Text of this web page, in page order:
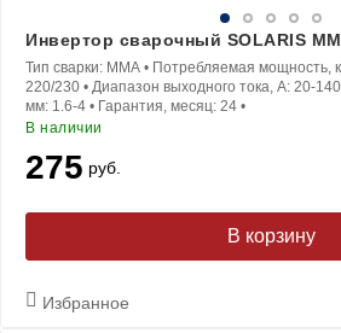
Инвертор сварочный SOLARIS
Тип сварки: MMA • Потребляемая мощность,
220/230 • Диапазон выходного тока, A: 20-140
мм: 1.6-4 • Гарантия, месяц: 24 •
В наличии
275 руб.
В корзину
Избранное